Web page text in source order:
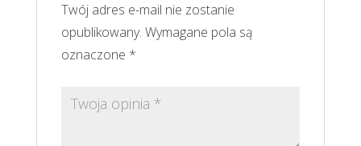
Twój adres e-mail nie zostanie
opublikowany. Wymagane pola są
oznaczone *